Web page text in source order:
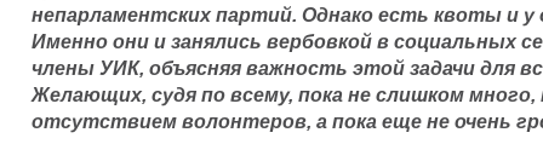
непарламентских партий. Однако есть квоты и
Именно они и занялись вербовкой в социальных
члены УИК, объясняя важность этой задачи для
Желающих, судя по всему, пока не слишком много,
отсутствием волонтеров, а пока еще не очень